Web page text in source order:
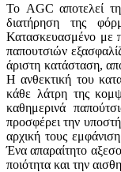
Το AGC αποτελεί
διατήρηση της
Κατασκευασμένο με
παπουτσιών
άριστη κατάσταση,
Η ανθεκτική του
κάθε λάτρη της
καθημερινά
προσφέρει την
αρχική τους
Ένα απαραίτητο
ποιότητα και την